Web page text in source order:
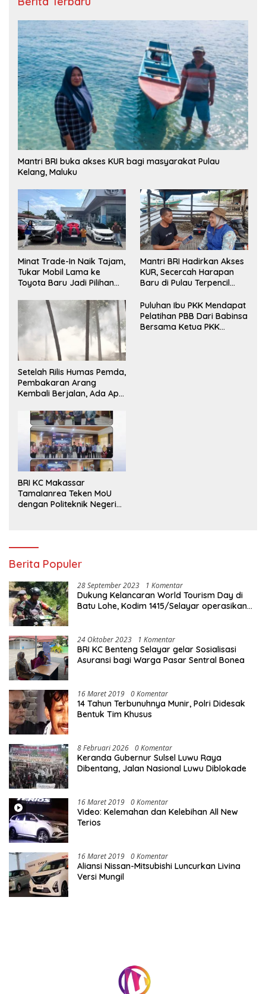
Mantri BRI buka akses KUR bagi masyarakat Pulau
Kelang, Maluku
Minat Trade-In Naik Tajam,
Tukar Mobil Lama ke
Toyota Baru Jadi Pilihan
Mantri BRI Hadirkan Akses
KUR, Secercah Harapan
Baru di Pulau Terpencil
Setelah Rilis Humas Pemda,
Pembakaran Arang
Kembali Berjalan, Ada Apa
Aturan?
Puluhan Ibu PKK Mendapat
Pelatihan PBB Dari Babinsa
Bersama Ketua PKK
BRI KC Makassar
Tamalanrea Teken MoU
dengan Politeknik Negeri
Berita Populer
28 September 2023 1 Komentar
Dukung Kelancaran World Tourism Day di
Batu Lohe, Kodim 1415/Selayar operasikan
24 Oktober 2023 1 Komentar
BRI KC Benteng Selayar gelar Sosialisasi
Asuransi bagi Warga Pasar Sentral Bonea
16 Maret 2019 0 Komentar
14 Tahun Terbunuhnya Munir, Polri Didesak
Bentuk Tim Khusus
8 Februari 2026 0 Komentar
Keranda Gubernur Sulsel Luwu Raya
Dibentang, Jalan Nasional Luwu Diblokade
16 Maret 2019 0 Komentar
Video: Kelemahan dan Kelebihan All New
Terios
16 Maret 2019 0 Komentar
Aliansi Nissan-Mitsubishi Luncurkan Livina
Versi Mungil